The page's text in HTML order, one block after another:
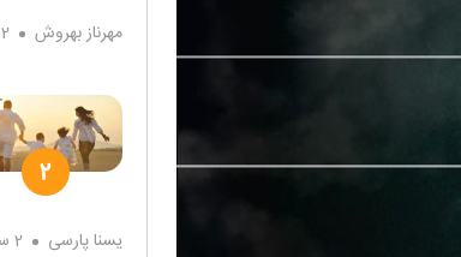
مهرناز بهروش 2 سال پیش
یسنا پارسی 2 سال پیش